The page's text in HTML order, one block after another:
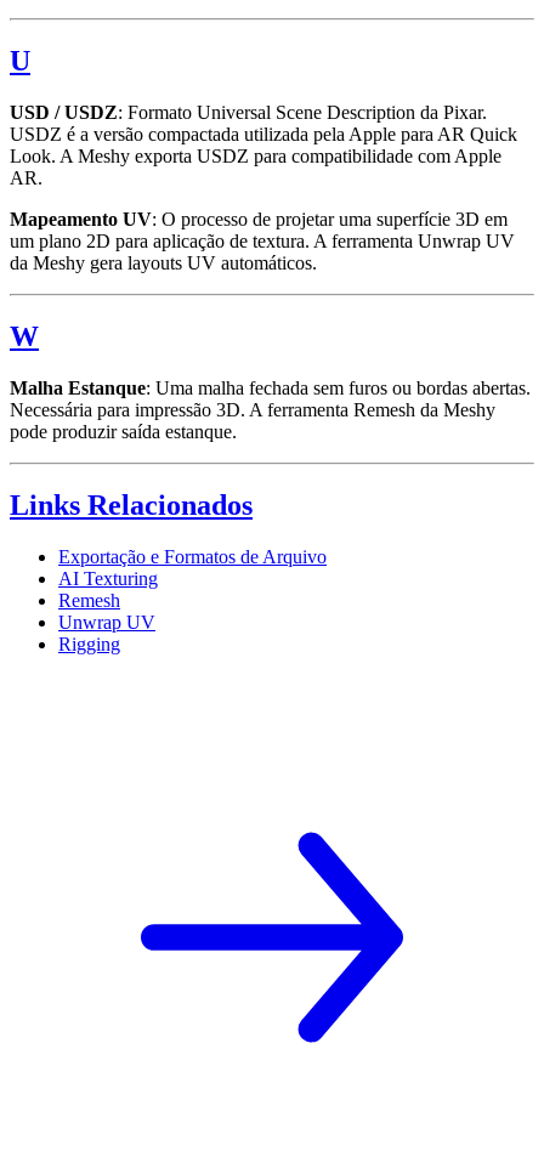
U
USD / USDZ: Formato Universal Scene Description da Pixar.
USDZ é a versão compactada utilizada pela Apple para AR Quick
Look. A Meshy exporta USDZ para compatibilidade com Apple
AR.
Mapeamento UV: O processo de projetar uma superfície 3D em
um plano 2D para aplicação de textura. A ferramenta Unwrap UV
da Meshy gera layouts UV automáticos.
W
Malha Estanque: Uma malha fechada sem furos ou bordas abertas.
Necessária para impressão 3D. A ferramenta Remesh da Meshy
pode produzir saída estanque.
Links Relacionados
Exportação e Formatos de Arquivo
AI Texturing
Remesh
Unwrap UV
Rigging